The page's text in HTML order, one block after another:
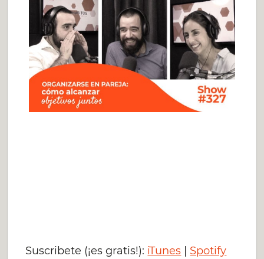
Suscribete (¡es gratis!): iTunes Spotify